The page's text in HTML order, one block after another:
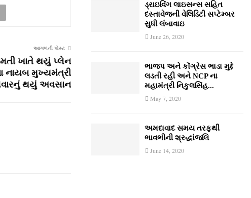
આગળની પોસ્ટ
ખાતે થયું પ્લેન
નાયબ મુખ્‍યમંત્રી
થયું અવસાન
ડ્રાઇવિંગ લાઇસન્સ સહિત
દસ્તાવેજની વેલિડિટી સપ્ટેમ્બર
સુધી લંબાવાઇ
June 26, 2020
ભાજપ અને કોંગ્રેસ ભાડા મુદ્દે
લડતી રહી અને NCP ના
મહામંત્રી નિકુલસિંહ...
May 7, 2020
અમદાવાદ સમય તરફથી
ભાવભીની શ્રદ્ધાંજલિ
June 14, 2020